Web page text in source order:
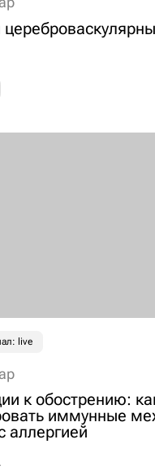
live
к обострению:
иммунные
аллергией